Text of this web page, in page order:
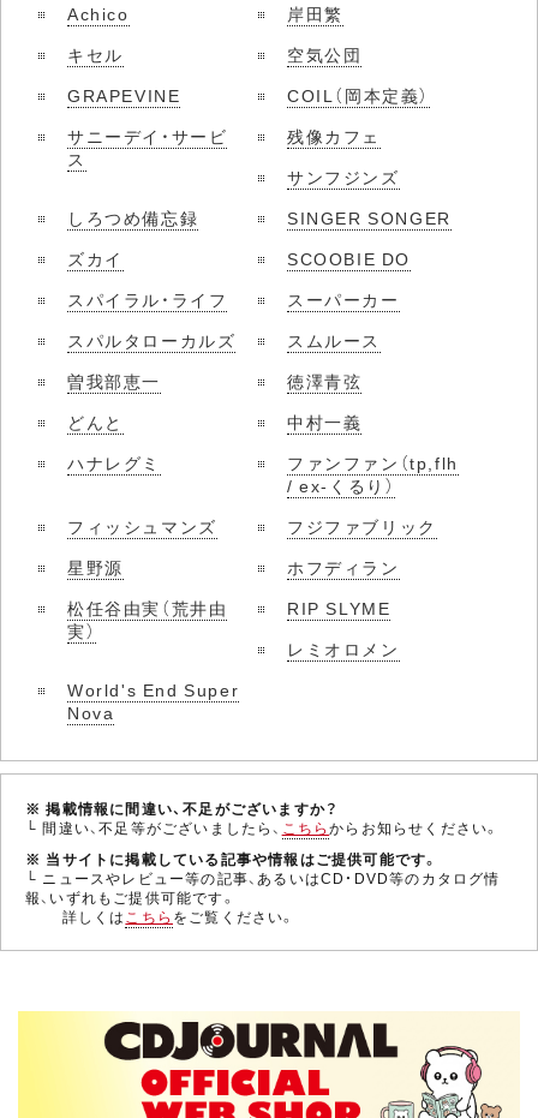
Achico
岸田繁
キセル
空気公団
GRAPEVINE
COIL（岡本定義）
サニーデイ・サービ
ス
残像カフェ
サンフジンズ
しろつめ備忘録
SINGER SONGER
ズカイ
SCOOBIE DO
スパイラル・ライフ
スーパーカー
スパルタローカルズ
スムルース
曽我部恵一
徳澤青弦
どんと
中村一義
ハナレグミ
ファンファン（tp,flh
/ ex-くるり）
フィッシュマンズ
フジファブリック
星野源
ホフディラン
松任谷由実（荒井由
実）
RIP SLYME
レミオロメン
World's End Super
Nova
※ 掲載情報に間違い、不足がございますか？
└ 間違い、不足等がございましたら、 こちらからお知らせください。
※ 当サイトに掲載している記事や情報はご提供可能です。
└ ニュースやレビュー等の記事、あるいはCD・DVD等のカタログ情
報、いずれもご提供可能です。
詳しくはこちら をご覧ください。